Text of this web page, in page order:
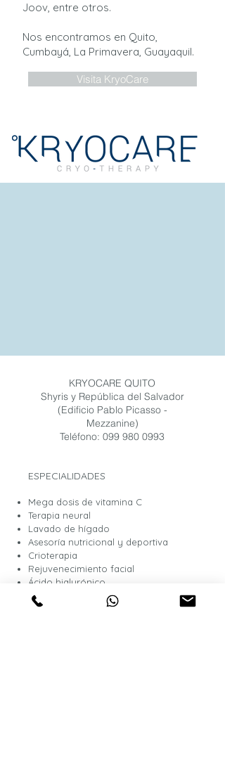
Joov, entre otros.
Nos encontramos en Quito,
Cumbayá, La Primavera, Guayaquil.
Visita KryoCare
KRYOCARE QUITO
Shyris y República del Salvador
(Edificio Pablo Picasso -
Mezzanine)
Teléfono: 099 980 0993
ESPECIALIDADES
Mega dosis de vitamina C
Terapia neural
Lavado de hígado
Asesoría nutricional y deportiva
Crioterapia
Rejuvenecimiento facial
Ácido hialurónico
Mesoterapia, faciales y corporales
Tesla Sculpt